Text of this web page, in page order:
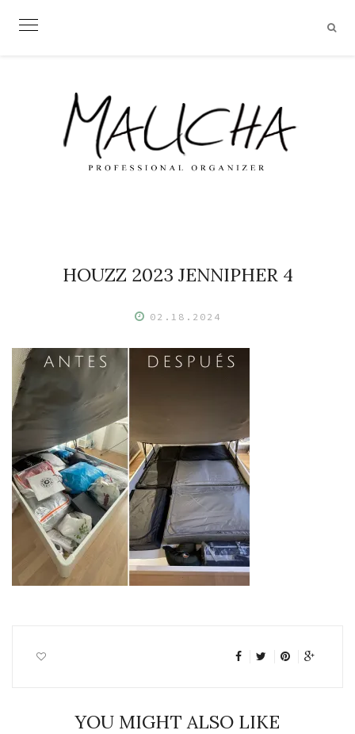
HOUZZ 2023 JENNIPHER 4
02.18.2024
YOU MIGHT ALSO LIKE